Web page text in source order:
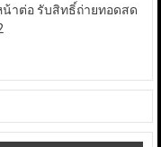
าต่อ รับสิทธิ์ถ่ายทอดสด